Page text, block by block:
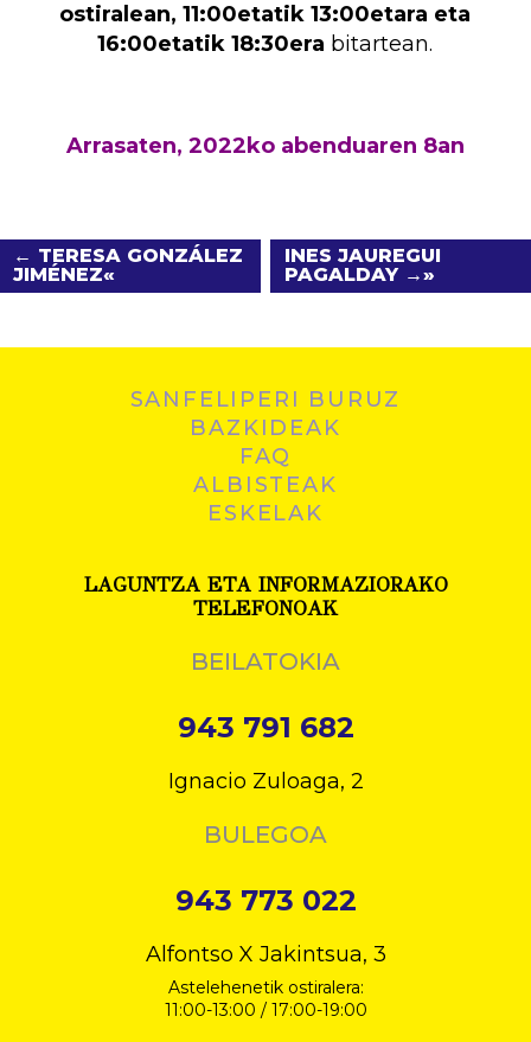
ostiralean, 11:00etatik 13:00etara eta
16:00etatik 18:30era bitartean.
Arrasaten, 2022ko abenduaren 8an
← TERESA GONZÁLEZ
JIMÉNEZ
INES JAUREGUI
PAGALDAY →
SANFELIPERI BURUZ
BAZKIDEAK
FAQ
ALBISTEAK
ESKELAK
LAGUNTZA ETA INFORMAZIORAKO
TELEFONOAK
BEILATOKIA
943 791 682
Ignacio Zuloaga, 2
BULEGOA
943 773 022
Alfontso X Jakintsua, 3
Astelehenetik ostiralera:
11:00-13:00 / 17:00-19:00